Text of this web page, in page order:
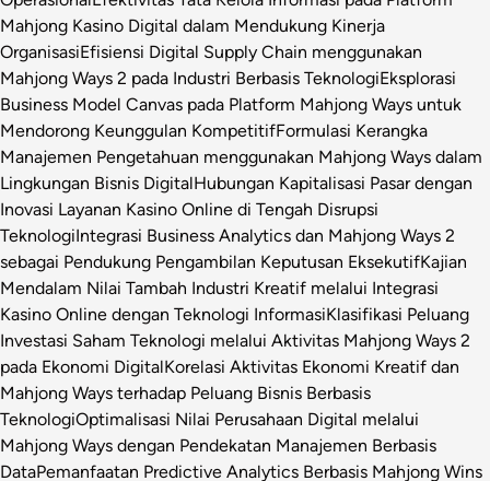
Mahjong Kasino Digital dalam Mendukung Kinerja
OrganisasiEfisiensi Digital Supply Chain menggunakan
Mahjong Ways 2 pada Industri Berbasis TeknologiEksplorasi
Business Model Canvas pada Platform Mahjong Ways untuk
Mendorong Keunggulan KompetitifFormulasi Kerangka
Manajemen Pengetahuan menggunakan Mahjong Ways dalam
Lingkungan Bisnis DigitalHubungan Kapitalisasi Pasar dengan
Inovasi Layanan Kasino Online di Tengah Disrupsi
TeknologiIntegrasi Business Analytics dan Mahjong Ways 2
sebagai Pendukung Pengambilan Keputusan EksekutifKajian
Mendalam Nilai Tambah Industri Kreatif melalui Integrasi
Kasino Online dengan Teknologi InformasiKlasifikasi Peluang
Investasi Saham Teknologi melalui Aktivitas Mahjong Ways 2
pada Ekonomi DigitalKorelasi Aktivitas Ekonomi Kreatif dan
Mahjong Ways terhadap Peluang Bisnis Berbasis
TeknologiOptimalisasi Nilai Perusahaan Digital melalui
Mahjong Ways dengan Pendekatan Manajemen Berbasis
DataPemanfaatan Predictive Analytics Berbasis Mahjong Wins